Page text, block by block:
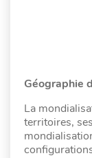
Géographie
La
territoires,